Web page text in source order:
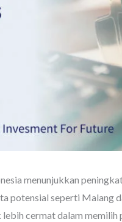
menunjukkan
seperti Malang
cermat dalam